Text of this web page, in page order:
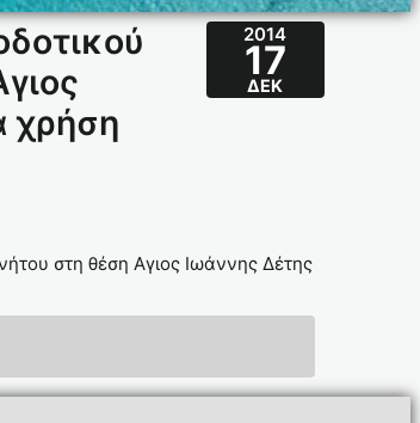
χρήση
2014
17
ΔΕΚ
στη θέση Αγιος Ιωάννης Δέτης